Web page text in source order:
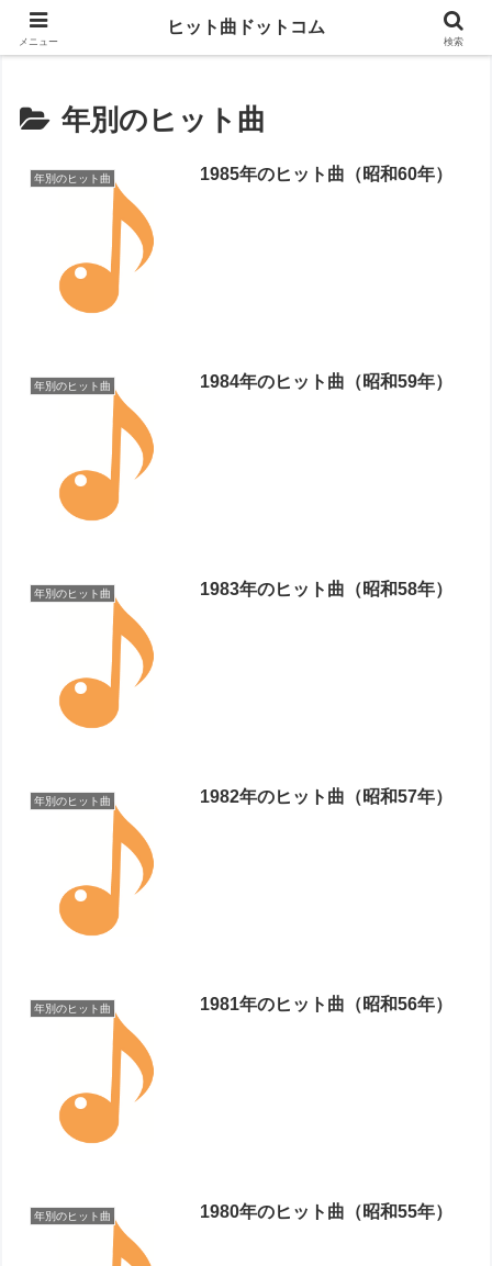
思い出の曲がすぐに見つかる
年別のヒット曲
年別のヒット曲 1985年のヒット曲（昭和60年）
年別のヒット曲 1984年のヒット曲（昭和59年）
年別のヒット曲 1983年のヒット曲（昭和58年）
年別のヒット曲 1982年のヒット曲（昭和57年）
年別のヒット曲 1981年のヒット曲（昭和56年）
年別のヒット曲 1980年のヒット曲（昭和55年）
メニュー
ヒット曲ドットコム
検索